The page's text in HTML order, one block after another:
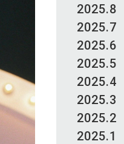
2025.8
2025.7
2025.6
2025.5
2025.4
2025.3
2025.2
2025.1